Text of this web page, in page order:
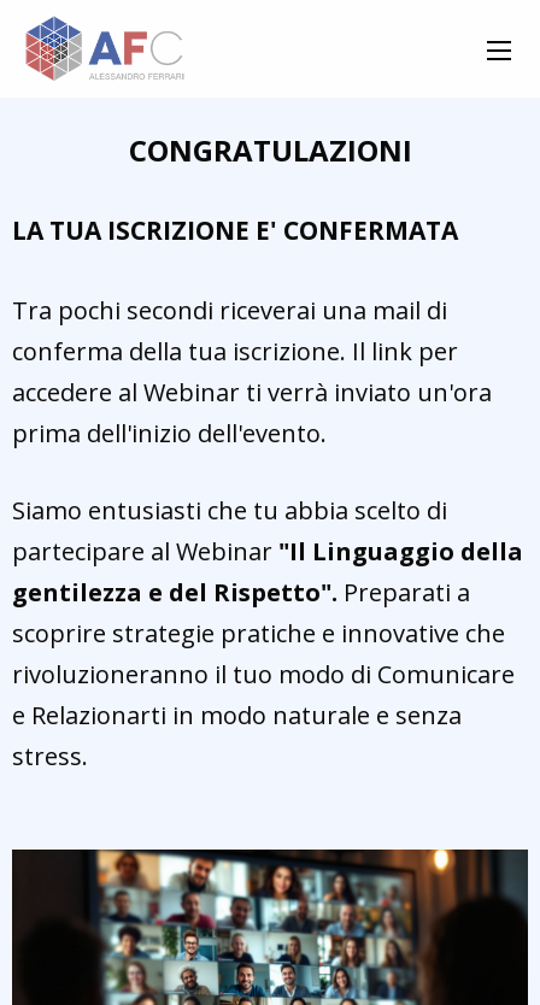
CONGRATULAZIONI
LA TUA ISCRIZIONE E' CONFERMATA
Tra pochi secondi riceverai una mail di
conferma della tua iscrizione. Il link per
accedere al Webinar ti verrà inviato un'ora
prima dell'inizio dell'evento.
Siamo entusiasti che tu abbia scelto di
partecipare al Webinar "Il Linguaggio della
gentilezza e del Rispetto". Preparati a
scoprire strategie pratiche e innovative che
rivoluzioneranno il tuo modo di Comunicare
e Relazionarti in modo naturale e senza
stress.